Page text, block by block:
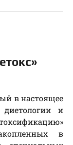
в настоящее
и
в